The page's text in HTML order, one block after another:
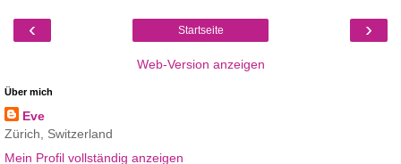
‹ ›
Startseite
Web-Version anzeigen
Über mich
Eve
Zürich, Switzerland
Mein Profil vollständig anzeigen